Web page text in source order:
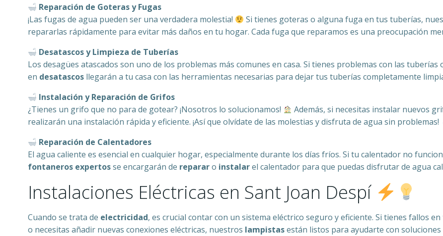
Reparación de Goteras y Fugas
¡Las fugas de agua pueden ser una verdadera molestia!
Si tienes goteras o alguna fuga en tus tuberías,
repararlas rápidamente para evitar más daños en tu hogar. Cada fuga que reparamos es una preocupación
Desatascos y Limpieza de Tuberías
Los desagües atascados son uno de los problemas más comunes en casa. Si tienes problemas con las
en desatascos llegarán a tu casa con las herramientas necesarias para dejar tus tuberías completamente
Instalación y Reparación de Grifos
¿Tienes un grifo que no para de gotear? ¡Nosotros lo solucionamos!
Además, si necesitas instalar nuevos
realizarán una instalación rápida y eficiente. ¡Así que olvídate de las molestias y disfruta de agua sin problemas!
Reparación de Calentadores
El agua caliente es esencial en cualquier hogar, especialmente durante los días fríos. Si tu calentador no
fontaneros expertosse encargarán de repararo instalarel calentador para que puedas disfrutar de agua
Instalaciones Eléctricas en Sant Joan Despí
Cuando se trata de electricidad, es crucial contar con un sistema eléctrico seguro y eficiente. Si tienes fallos
o necesitas añadir nuevas conexiones eléctricas, nuestros lampistasestán listos para ayudarte con